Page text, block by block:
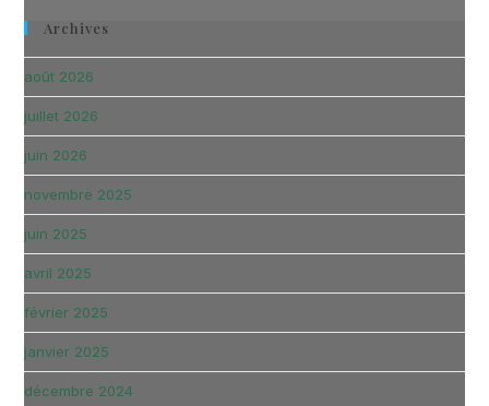
Archives
août 2026
juillet 2026
juin 2026
novembre 2025
juin 2025
avril 2025
février 2025
janvier 2025
décembre 2024